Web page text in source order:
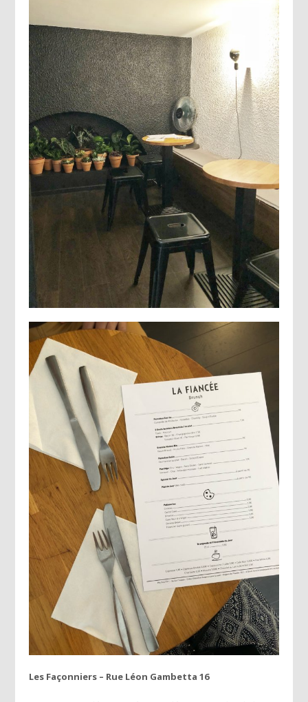
Les Façonniers – Rue Léon Gambetta 16